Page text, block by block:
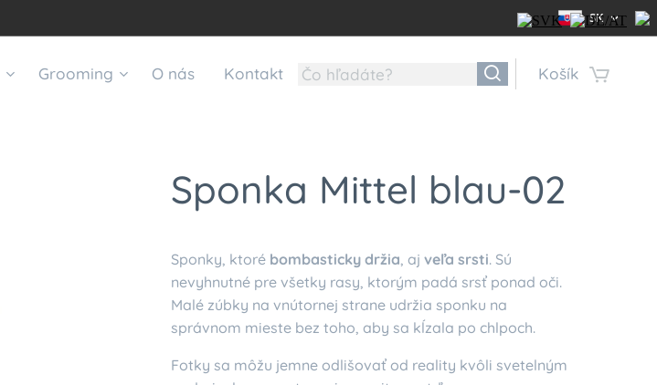
SK
Grooming O nás Kontakt Košík
Sponka Mittel blau-02
Sponky, ktoré bombasticky držia, aj veľa srsti. Sú
nevyhnutné pre všetky rasy, ktorým padá srsť ponad oči.
Malé zúbky na vnútornej strane udržia sponku na
správnom mieste bez toho, aby sa kĺzala po chlpoch.
Fotky sa môžu jemne odlišovať od reality kvôli svetelným